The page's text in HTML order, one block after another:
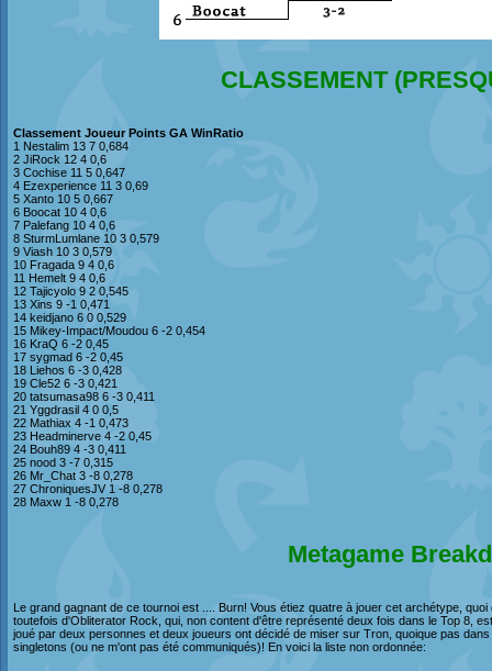
CLASSEMENT
Classement Joueur Points GA WinRatio
1 Nestalim 13 7 0,684
2 JiRock 12 4 0,6
3 Cochise 11 5 0,647
4 Ezexperience 11 3 0,69
5 Xanto 10 5 0,667
6 Boocat 10 4 0,6
7 Palefang 10 4 0,6
8 SturmLumlane 10 3 0,579
9 Viash 10 3 0,579
10 Fragada 9 4 0,6
11 Hemelt 9 4 0,6
12 Tajicyolo 9 2 0,545
13 Xins 9 -1 0,471
14 keidjano 6 0 0,529
15 Mikey-Impact/Moudou 6 -2 0,454
16 KraQ 6 -2 0,45
17 sygmad 6 -2 0,45
18 Liehos 6 -3 0,428
19 Cle52 6 -3 0,421
20 tatsumasa98 6 -3 0,411
21 Yggdrasil 4 0 0,5
22 Mathiax 4 -1 0,473
23 Headminerve 4 -2 0,45
24 Bouh89 4 -3 0,411
25 nood 3 -7 0,315
26 Mr_Chat 3 -8 0,278
27 ChroniquesJV 1 -8 0,278
28 Maxw 1 -8 0,278
Metagame
Le grand gagnant de ce tournoi est .... Burn! Vous étiez quatre à jouer cet archétype,
toutefois d'Obliterator Rock, qui, non content d'être représenté deux fois dans le Top 8,
joué par deux personnes et deux joueurs ont décidé de miser sur Tron, quoique pas
singletons (ou ne m'ont pas été communiqués)! En voici la liste non ordonnée: